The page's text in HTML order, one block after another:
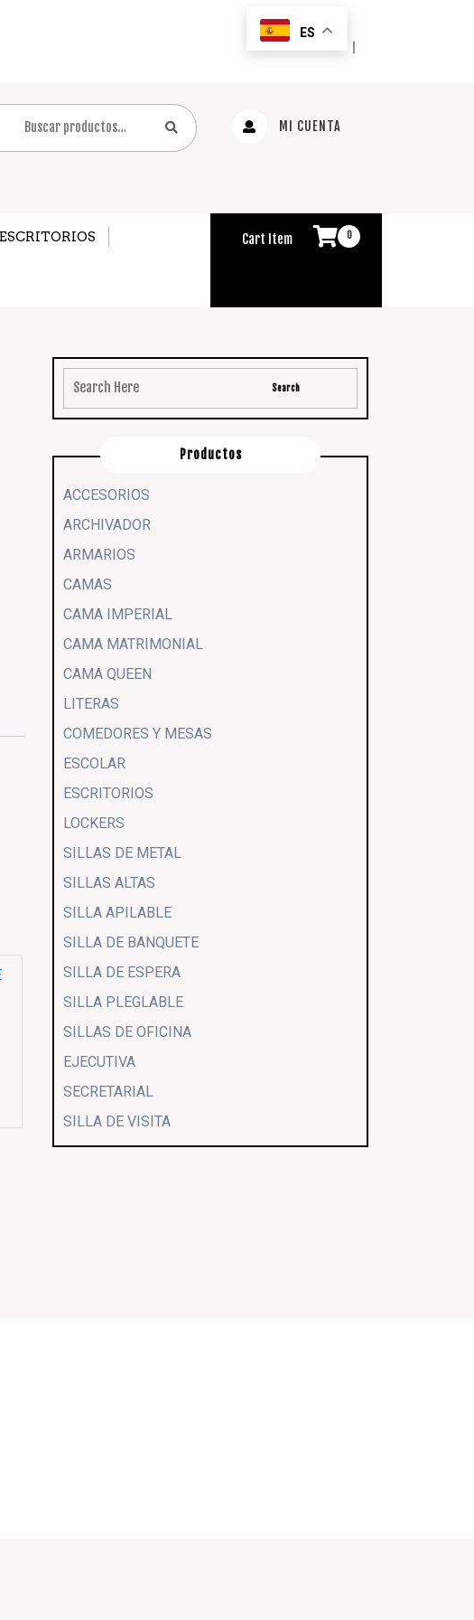
ES
｜
MI CUENTA
ESCRITORIOS Cart Item 0
Productos
ACCESORIOS
ARCHIVADOR
ARMARIOS
CAMAS
CAMA IMPERIAL
CAMA MATRIMONIAL
CAMA QUEEN
LITERAS
COMEDORES Y MESAS
ESCOLAR
ESCRITORIOS
LOCKERS
SILLAS DE METAL
SILLAS ALTAS
SILLA APILABLE
SILLA DE BANQUETE
SILLA DE ESPERA
SILLA PLEGLABLE
SILLAS DE OFICINA
EJECUTIVA
SECRETARIAL
SILLA DE VISITA